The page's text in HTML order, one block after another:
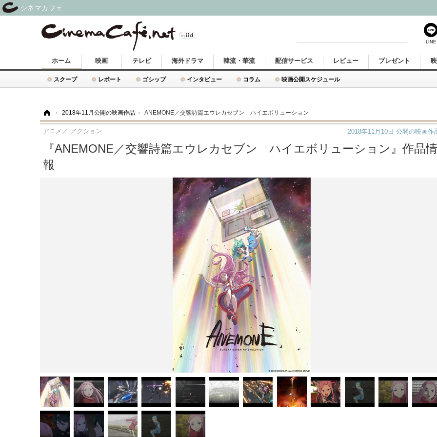
ホーム
スクープ レポート ゴシップ インタビュー コラム 映画公開スケジュール
映画 テレビ 海外ドラマ 韓流・華流 配信サービス レビュー プレゼント
› 2018年11月公開の映画作品 › ANEMONE／交響詩篇エウレカセブン ハイエボリューション
アニメ／ アクション
『ANEMONE／交響詩篇エウレカセブン ハイエボリューション』作品情
報
2018年11月10日 公開の映画作
LINE
シネマカフェ